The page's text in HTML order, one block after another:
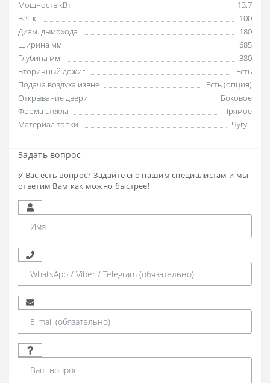
Мощность кВт
13.7
Вес кг
100
Диам. дымохода
180
Ширина мм
685
Глубина мм
380
Вторичный дожиг
Есть
Подача воздуха извне
Есть (опция)
Открывание двери
Боковое
Форма стекла
Прямое
Материал топки
Чугун
Задать вопрос
У Вас есть вопрос? Задайте его нашим специалистам и мы
ответим Вам как можно быстрее!